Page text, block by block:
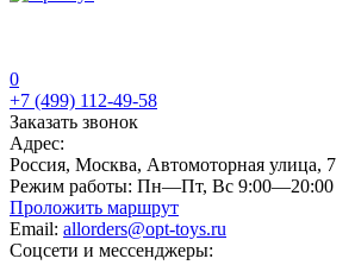
0
+7 (499) 112-49-58
Заказать звонок
Адрес:
Россия, Москва, Автомоторная улица, 7
Режим работы: Пн—Пт, Вс 9:00—20:00
Проложить маршрут
Email: allorders@opt-toys.ru
Соцсети и мессенджеры: